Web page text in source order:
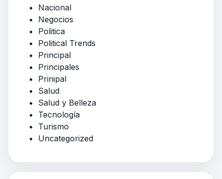
Nacional
Negocios
Politica
Political Trends
Principal
Principales
Prinipal
Salud
Salud y Belleza
Tecnología
Turismo
Uncategorized